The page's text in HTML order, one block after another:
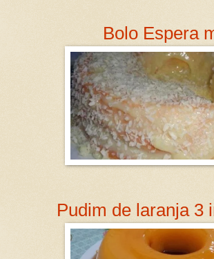
Bolo Espera
Pudim de laranja 3